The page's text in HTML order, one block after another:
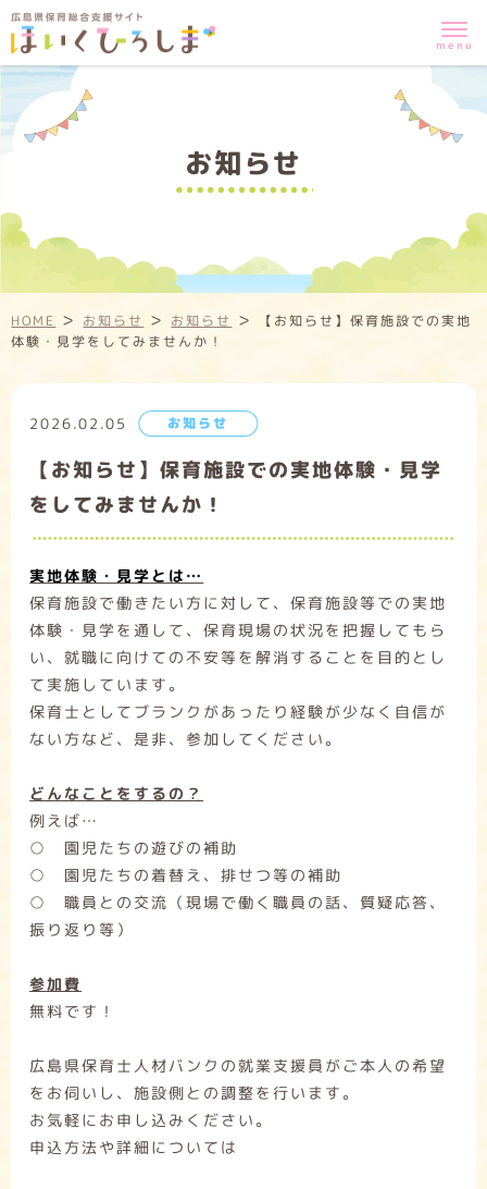
お知らせ
HOME > お知らせ > お知らせ > 【お知らせ】保育施設での実地
体験・見学をしてみませんか！
2026.02.05 お知らせ
【お知らせ】保育施設での実地体験・見学
をしてみませんか！
実地体験・見学とは…
保育施設で働きたい方に対して、保育施設等での実地
体験・見学を通して、保育現場の状況を把握してもら
い、就職に向けての不安等を解消することを目的とし
て実施しています。
保育士としてブランクがあったり経験が少なく自信が
ない方など、是非、参加してください。
どんなことをするの？
例えば…
○ 園児たちの遊びの補助
○ 園児たちの着替え、排せつ等の補助
○ 職員との交流（現場で働く職員の話、質疑応答、
振り返り等）
参加費
無料です！
広島県保育士人材バンクの就業支援員がご本人の希望
をお伺いし、施設側との調整を行います。
お気軽にお申し込みください。
申込方法や詳細については